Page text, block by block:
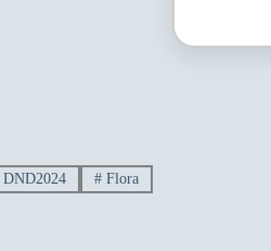
DND2024 # Flora